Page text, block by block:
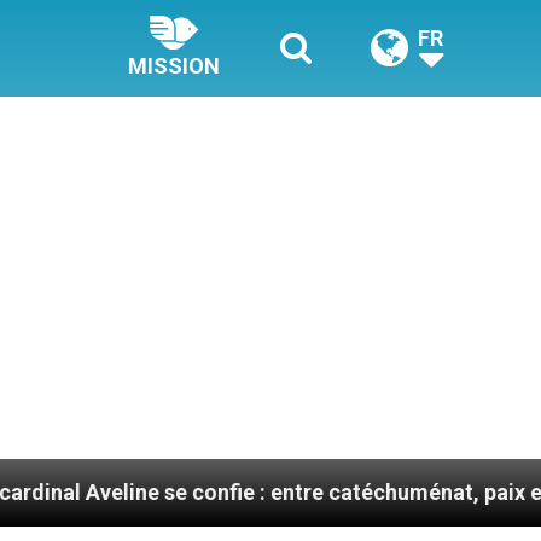
MISSION
FR
se confie : entre catéchuménat, paix et défis